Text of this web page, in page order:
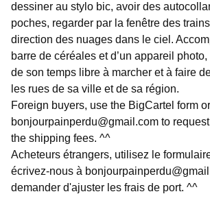
dessiner au stylo bic, avoir des
poches, regarder par la fenêtre des
direction des nuages dans le ciel.
barre de céréales et d’un appareil
de son temps libre à marcher et à faire
les rues de sa ville et de sa région.
Foreign buyers, use the BigCartel form
bonjourpainperdu@gmail.com to
the shipping fees. ^^
Acheteurs étrangers, utilisez le
écrivez-nous à
demander d'ajuster les frais de port. ^^